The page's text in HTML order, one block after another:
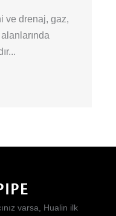
ve drenaj, gaz,
varsa, Hualin ilk